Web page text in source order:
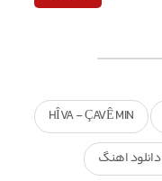
HÎVA - ÇAVÊ MIN